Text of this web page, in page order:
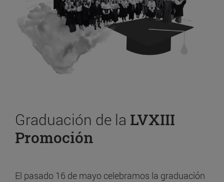
Graduación de la LVXIII
Promoción
El pasado 16 de mayo celebramos la graduación